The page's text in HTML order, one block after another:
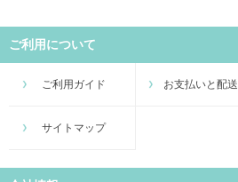
ご利用について
ご利用ガイド お支払いと配送
サイトマップ